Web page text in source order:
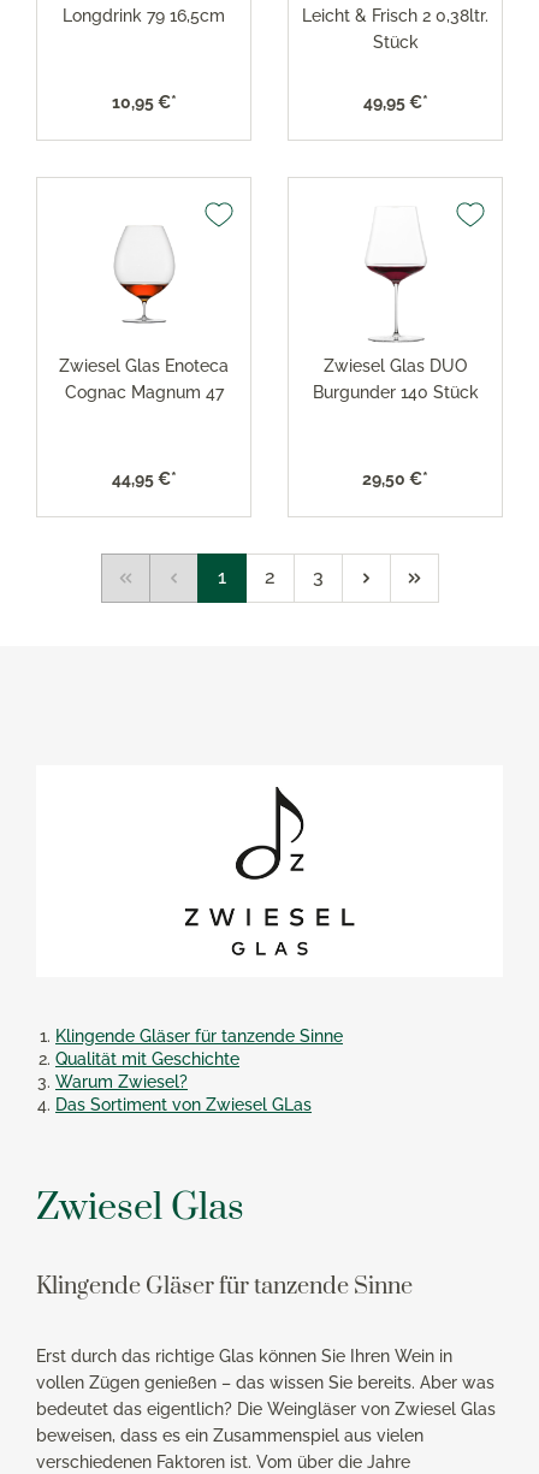
Longdrink 79 16,5cm
10,95 €*
Leicht & Frisch 2 0,38ltr.
Stück
49,95 €*
Zwiesel Glas Enoteca
Cognac Magnum 47
44,95 €*
Zwiesel Glas DUO
Burgunder 140 Stück
29,50 €*
1 2 3
Klingende Gläser für tanzende Sinne
Qualität mit Geschichte
Warum Zwiesel?
Das Sortiment von Zwiesel GLas
Zwiesel Glas
Klingende Gläser für tanzende Sinne
Erst durch das richtige Glas können Sie Ihren Wein in
vollen Zügen genießen – das wissen Sie bereits. Aber was
bedeutet das eigentlich? Die Weingläser von Zwiesel Glas
beweisen, dass es ein Zusammenspiel aus vielen
verschiedenen Faktoren ist. Vom über die Jahre